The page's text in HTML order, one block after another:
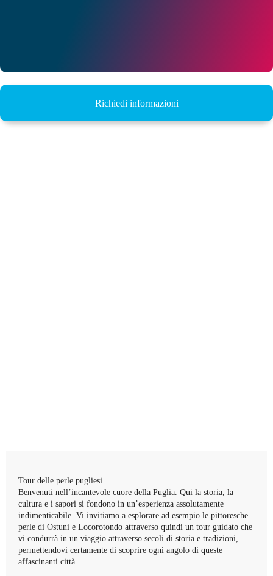
Richiedi informazioni
Tour delle perle pugliesi.
Benvenuti nell’incantevole cuore della Puglia. Qui la storia, la
cultura e i sapori si fondono in un’esperienza assolutamente
indimenticabile. Vi invitiamo a esplorare ad esempio le pittoresche
perle di Ostuni e Locorotondo attraverso quindi un tour guidato che
vi condurrà in un viaggio attraverso secoli di storia e tradizioni,
permettendovi certamente di scoprire ogni angolo di queste
affascinanti città.